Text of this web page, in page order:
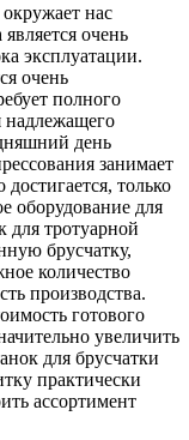
нас
очень
эксплуатации.
очень
полного
надлежащего
день
занимает
только
оборудование для
для тротуарной
брусчатку,
количество
производства.
готового
увеличить
для брусчатки
практически
ассортимент